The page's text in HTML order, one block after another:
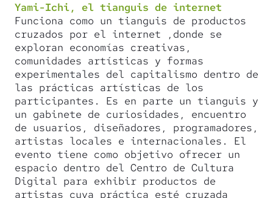
Yami-Ichi, el tianguis de internet
Funciona como un tianguis de productos
cruzados por el internet ,donde se
exploran economías creativas,
comunidades artísticas y formas
experimentales del capitalismo dentro de
las prácticas artísticas de los
participantes. Es en parte un tianguis y
un gabinete de curiosidades, encuentro
de usuarios, diseñadores, programadores,
artistas locales e internacionales. El
evento tiene como objetivo ofrecer un
espacio dentro del Centro de Cultura
Digital para exhibir productos de
artistas cuya práctica esté cruzada